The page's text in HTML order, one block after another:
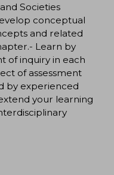
Societies
conceptual
and related
Learn by
of inquiry in each
of assessment
by experienced
your learning